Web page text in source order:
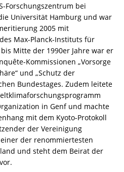
Forschungszentrum bei
Universität Hamburg und war
2005 mit
Max-Planck-Instituts für
Mitte der 1990er Jahre war er
Kommissionen „Vorsorge
und „Schutz der
Bundestages. Zudem leitete
in Genf und machte
mit dem Kyoto-Protokoll
der Vereinigung
der renommiertesten
und steht dem Beirat der